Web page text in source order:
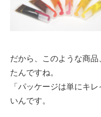
だから、このような商
たんですね。
「パッケージは単にキ
いんです。